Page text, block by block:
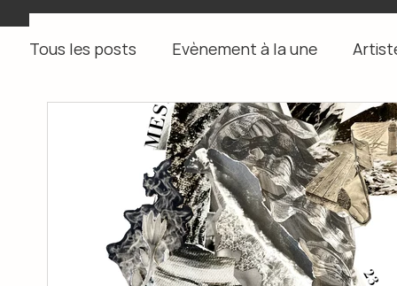
Tous les posts Evènement à la une